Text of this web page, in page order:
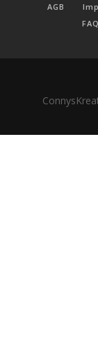
AGB
FAQ